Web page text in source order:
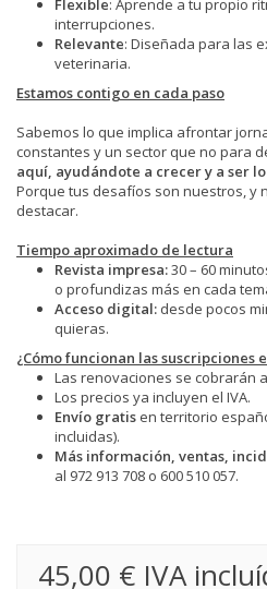
Flexible: Aprende a tu propio
interrupciones.
Relevante: Diseñada para las
veterinaria.
Estamos contigo en cada paso
Sabemos lo que implica afrontar
constantes y un sector que no para
aquí, ayudándote a crecer y a ser
Porque tus desafíos son nuestros, y
destacar.
Tiempo aproximado de lectura
Revista impresa:30 – 60
o profundizas más en cada
Acceso digital: desde pocos
quieras.
¿Cómo funcionan las suscripciones
Las renovaciones se cobrarán
Los precios ya incluyen el IVA.
Envío gratis en territorio
incluidas).
Más información, ventas,
al 972 913 708 o 600 510 057.
45,00 € IVA